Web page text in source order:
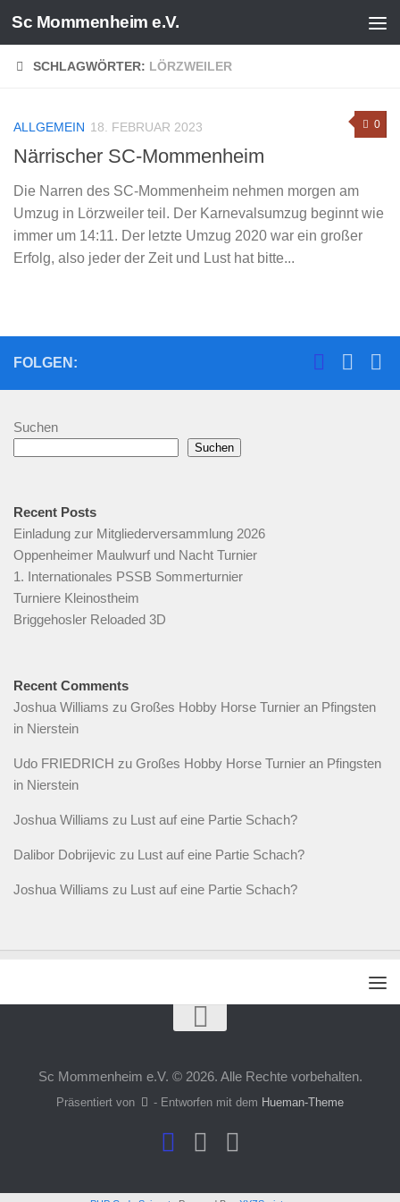
Zum Inhalt springen
Sc Mommenheim e.V.
SCHLAGWÖRTER: LÖRZWEILER
0
ALLGEMEIN 18. FEBRUAR 2023
Närrischer SC-Mommenheim
Die Narren des SC-Mommenheim nehmen morgen am
Umzug in Lörzweiler teil. Der Karnevalsumzug beginnt wie
immer um 14:11. Der letzte Umzug 2020 war ein großer
Erfolg, also jeder der Zeit und Lust hat bitte...
FOLGEN:
Suchen
Suchen
Recent Posts
Einladung zur Mitgliederversammlung 2026
Oppenheimer Maulwurf und Nacht Turnier
1. Internationales PSSB Sommerturnier
Turniere Kleinostheim
Briggehosler Reloaded 3D
Recent Comments
Joshua Williams zu Großes Hobby Horse Turnier an Pfingsten
in Nierstein
Udo FRIEDRICH zu Großes Hobby Horse Turnier an Pfingsten
in Nierstein
Joshua Williams zu Lust auf eine Partie Schach?
Dalibor Dobrijevic zu Lust auf eine Partie Schach?
Joshua Williams zu Lust auf eine Partie Schach?
Sc Mommenheim e.V. © 2026. Alle Rechte vorbehalten.
Präsentiert von - Entworfen mit dem Hueman-Theme